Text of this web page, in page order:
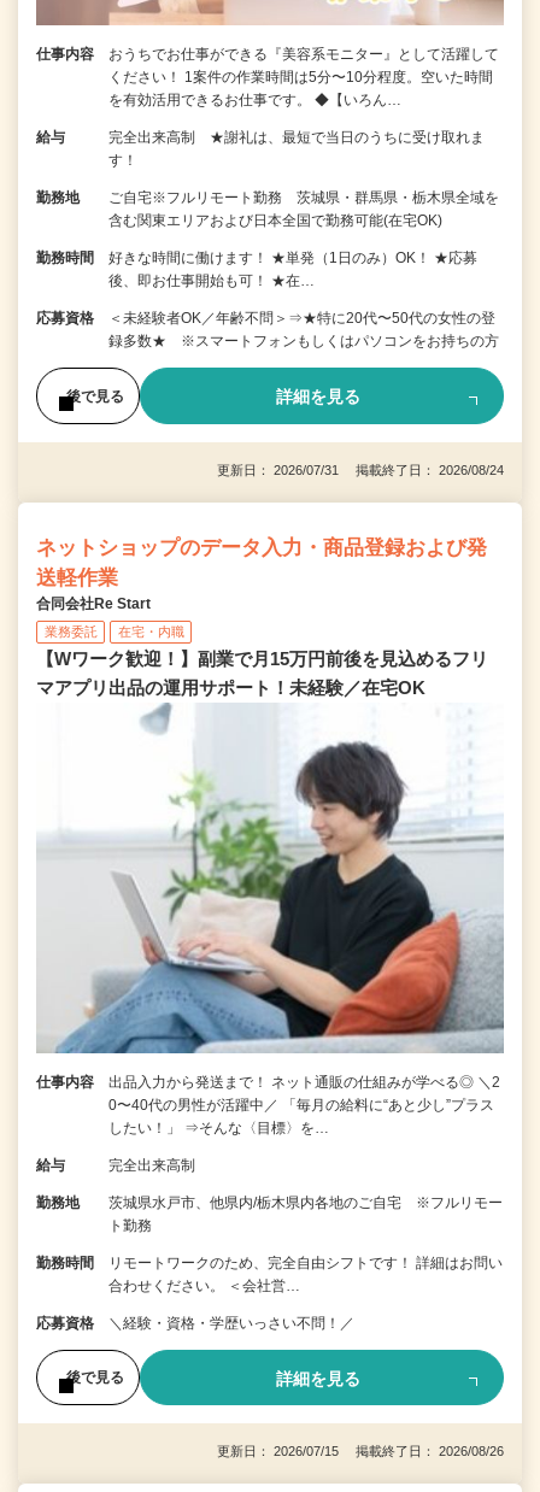
仕事内容
おうちでお仕事ができる『美容系モニター』として活躍して
ください！ 1案件の作業時間は5分〜10分程度。空いた時間
を有効活用できるお仕事です。 ◆【いろん…
給与
完全出来高制 ★謝礼は、最短で当日のうちに受け取れま
す！
勤務地
ご自宅※フルリモート勤務 茨城県・群馬県・栃木県全域を
含む関東エリアおよび日本全国で勤務可能(在宅OK)
勤務時間
好きな時間に働けます！ ★単発（1日のみ）OK！ ★応募
後、即お仕事開始も可！ ★在…
応募資格
＜未経験者OK／年齢不問＞⇒★特に20代〜50代の女性の登
録多数★ ※スマートフォンもしくはパソコンをお持ちの方
後で見る 詳細を見る
更新日： 2026/07/31 掲載終了日： 2026/08/24
ネットショップのデータ入力・商品登録および発
送軽作業
合同会社Re Start
業務委託 在宅・内職
【Wワーク歓迎！】副業で月15万円前後を見込めるフリ
マアプリ出品の運用サポート！未経験／在宅OK
仕事内容
出品入力から発送まで！ ネット通販の仕組みが学べる◎ ＼2
0〜40代の男性が活躍中／ 「毎月の給料に“あと少し”プラス
したい！」 ⇒そんな〈目標〉を…
給与 完全出来高制
勤務地
茨城県水戸市、他県内/栃木県内各地のご自宅 ※フルリモー
ト勤務
勤務時間
リモートワークのため、完全自由シフトです！ 詳細はお問い
合わせください。 ＜会社営…
応募資格 ＼経験・資格・学歴いっさい不問！／
後で見る 詳細を見る
更新日： 2026/07/15 掲載終了日： 2026/08/26